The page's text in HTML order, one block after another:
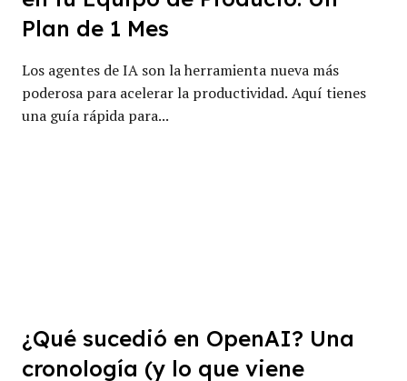
Plan de 1 Mes
Los agentes de IA son la herramienta nueva más
poderosa para acelerar la productividad. Aquí tienes
una guía rápida para...
¿Qué sucedió en OpenAI? Una
cronología (y lo que viene